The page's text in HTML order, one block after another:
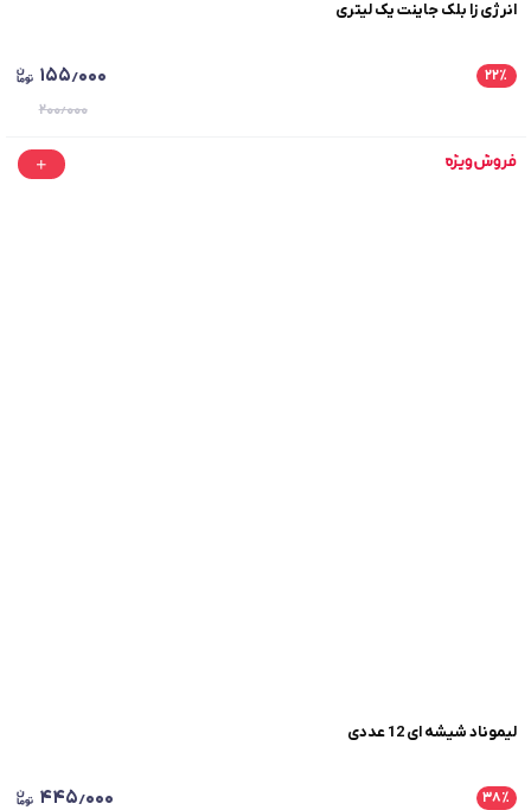
انرژی زا بلک جاینت یک لیتری
۲۲٪ ۱۵۵٫۰۰۰
۲۰۰٫۰۰۰
لیموناد شیشه ای 12 عددی
۳۸٪ ۴۴۵٫۰۰۰